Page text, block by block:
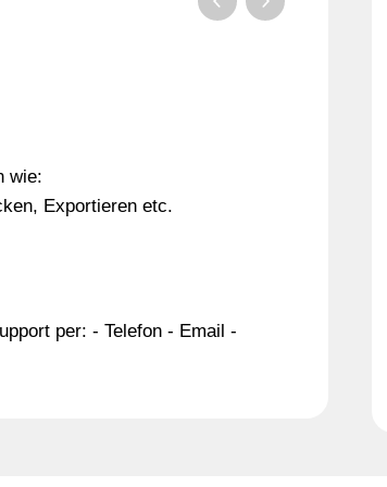
wie:
Exportieren etc.
per: - Telefon - Email -